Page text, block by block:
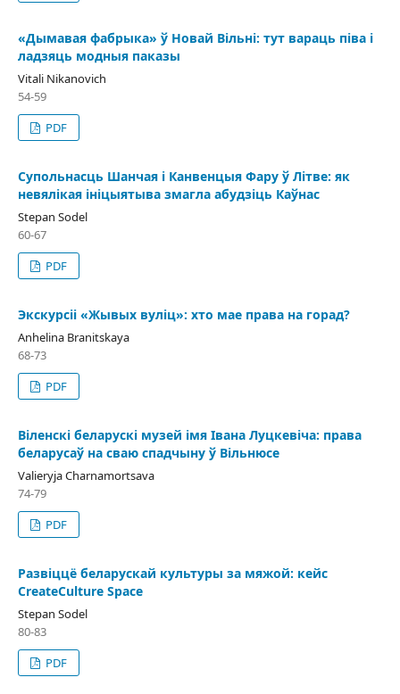
«Дымавая фабрыка» ў Новай Вільні: тут вараць піва і
ладзяць модныя паказы
Vitali Nikanovich
54-59
PDF
Супольнасць Шанчая і Канвенцыя Фару ў Літве: як
невялікая ініцыятыва змагла абудзіць Каўнас
Stepan Sodel
60-67
PDF
Экскурсіі «Жывых вуліц»: хто мае права на горад?
Anhelina Branitskaya
68-73
PDF
Віленскі беларускі музей імя Івана Луцкевіча: права
беларусаў на сваю спадчыну ў Вільнюсе
Valieryja Charnamortsava
74-79
PDF
Развіццё беларускай культуры за мяжой: кейс
CreateCulture Space
Stepan Sodel
80-83
PDF